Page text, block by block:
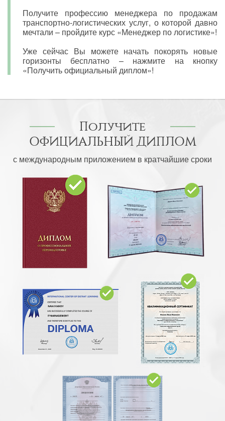
Получите профессию менеджера по продажам
транспортно-логистических услуг, о которой давно
мечтали – пройдите курс «Менеджер по логистике»!
Уже сейчас Вы можете начать покорять новые
горизонты бесплатно – нажмите на кнопку
«Получить официальный диплом»!
Получите
ОФИЦИАЛЬНЫЙ ДИПЛОМ
с международным приложением в кратчайшие сроки